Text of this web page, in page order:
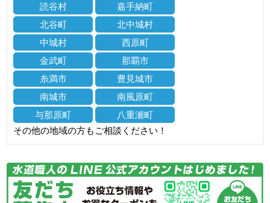
読谷村
嘉手納町
北谷町
北中城村
中城村
西原町
金武町
那覇市
糸満市
豊見城市
南城市
南風原町
与那原町
八重瀬町
その他の地域の方もご相談ください！